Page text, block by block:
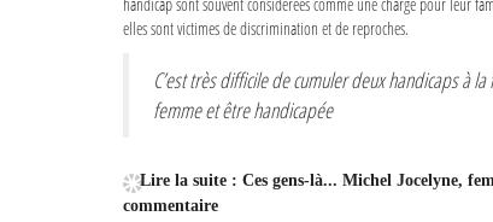
elles sont victimes de discrimination et de reproches.
C’est très difficile de cumuler deux handicaps à
femme et être handicapée
Lire la suite : Ces gens-là... Michel Jocelyne,
commentaire